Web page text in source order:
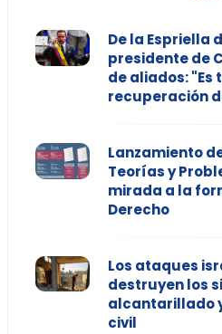
De la Espriella
presidente de
de aliados: "Es
recuperación
Lanzamiento
Teorías y
mirada a la
Derecho
Los ataques
destruyen los
alcantarillado
civil